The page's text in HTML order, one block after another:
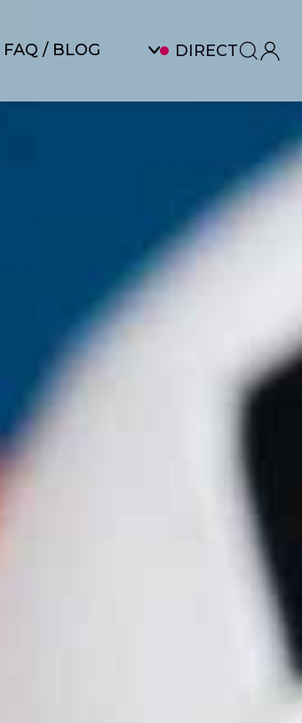
FAQ / BLOG DIRECT